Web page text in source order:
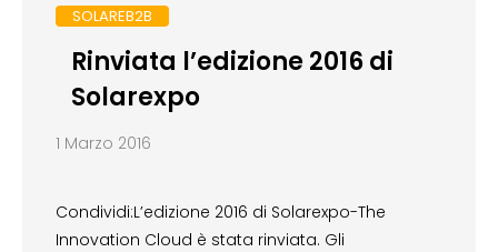
SOLAREB2B
Rinviata l’edizione 2016 di
Solarexpo
1 Marzo 2016
Condividi:L’edizione 2016 di Solarexpo-The
Innovation Cloud è stata rinviata. Gli